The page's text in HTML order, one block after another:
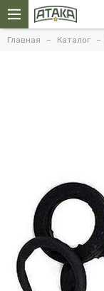
Главная Каталог